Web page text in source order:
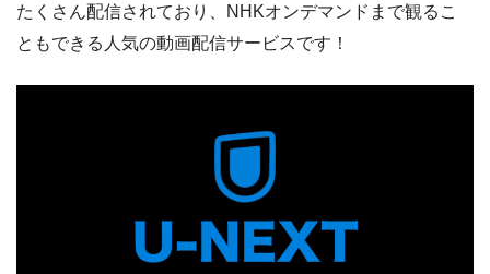
たくさん配信されており、NHKオンデマンドまで観るこ
ともできる人気の動画配信サービスです！